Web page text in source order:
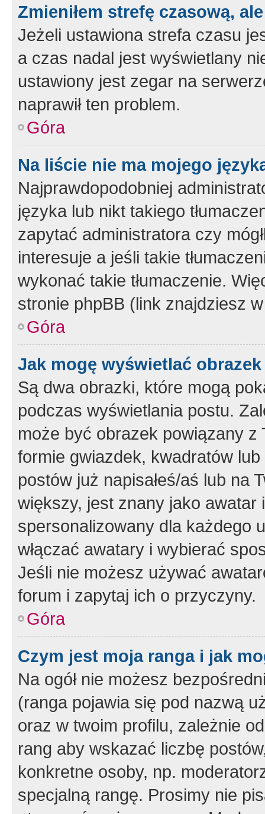
Zmieniłem strefę czasową,
Jeżeli ustawiona strefa czasu
a czas nadal jest wyświetlany
ustawiony jest zegar na
naprawił ten problem.
Góra
Na liście nie ma mojego
Najprawdopodobniej
języka lub nikt takiego
zapytać administratora czy
interesuje a jeśli takie
wykonać takie tłumaczenie.
stronie phpBB (link znajdziesz
Góra
Jak mogę wyświetlać
Są dwa obrazki, które mogą
podczas wyświetlania postu.
może być obrazek powiązany z
formie gwiazdek, kwadratów
postów już napisałeś/aś lub na
większy, jest znany jako
spersonalizowany dla każdego
włączać awatary i wybierać
Jeśli nie możesz używać
forum i zapytaj ich o przyczyny.
Góra
Czym jest moja ranga i jak
Na ogół nie możesz
(ranga pojawia się pod nazwą
oraz w twoim profilu, zależnie
rang aby wskazać liczbę
konkretne osoby, np.
specjalną rangę. Prosimy nie